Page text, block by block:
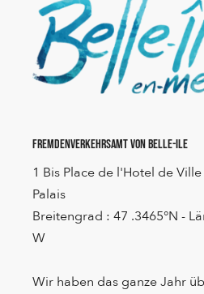
Fremdenverkehrsamt von Belle-Ile
1 Bis Place de l'Hotel de
Palais
Breitengrad : 47 .3465°N -
W
Wir haben das ganze Jahr